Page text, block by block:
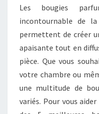
Les bougies
incontournable de
permettent de créer
apaisante tout en
pièce. Que vous
votre chambre ou
une multitude de
variés. Pour vous